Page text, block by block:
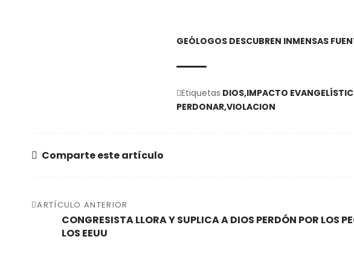
GEÓLOGOS DESCUBREN INMENSAS
Etiquetas DIOS IMPACTO
PERDONAR VIOLACION
Comparte este artículo
ARTÍCULO ANTERIOR
CONGRESISTA LLORA Y SUPLICA A DIOS PERDÓN POR LOS
LOS EEUU